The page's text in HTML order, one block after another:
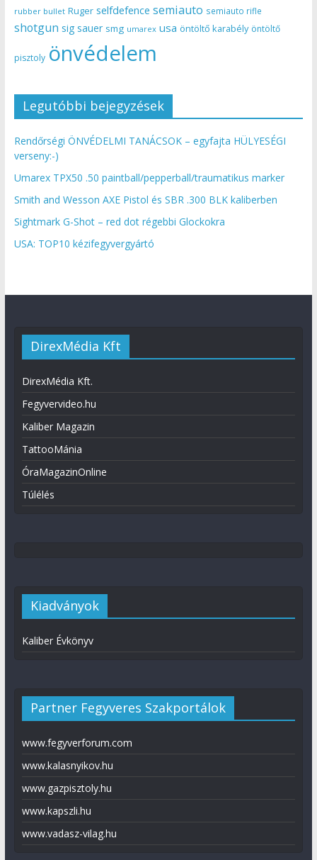
rubber bullet Ruger selfdefence semiauto semiauto rifle
shotgun sig sauer smg umarex usa öntöltő karabély öntöltő
pisztoly önvédelem
Legutóbbi bejegyzések
Rendőrségi ÖNVÉDELMI TANÁCSOK – egyfajta HÜLYESÉGI
verseny:-)
Umarex TPX50 .50 paintball/pepperball/traumatikus marker
Smith and Wesson AXE Pistol és SBR .300 BLK kaliberben
Sightmark G-Shot – red dot régebbi Glockokra
USA: TOP10 kézifegyvergyártó
DirexMédia Kft
DirexMédia Kft.
Fegyvervideo.hu
Kaliber Magazin
TattooMánia
ÓraMagazinOnline
Túlélés
Kiadványok
Kaliber Évkönyv
Partner Fegyveres Szakportálok
www.fegyverforum.com
www.kalasnyikov.hu
www.gazpisztoly.hu
www.kapszli.hu
www.vadasz-vilag.hu